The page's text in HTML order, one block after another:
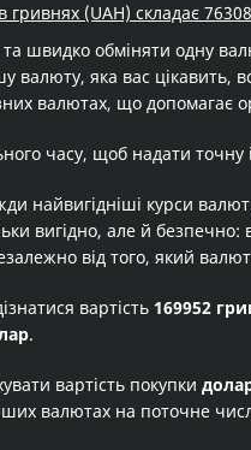
гривнях (UAH) складає
швидко обміняти одну
валюту, яка вас цікавить,
валютах, що допомагає
часу, щоб надати точну
найвигідніші курси
вигідно, але й безпечно:
від того, який
вартість 169952
.
вартість покупки
валютах на поточне